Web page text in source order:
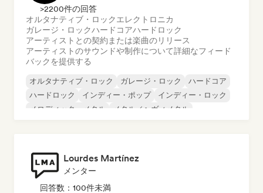
>2200件の回答
オルタナティブ・ロックエレクトロニカ
ガレージ・ロックハードコアハードロック
アーティストとの契約または楽曲のリリース
アーティストのサウンドや制作について詳細なフィード
バックを提供する
オルタナティブ・ロック ガレージ・ロック
ハードコア
ハードロック
インディー・ポップ
インディー・ロック
メロディック・メタル
メタル／ヘヴィメタル
Lourdes Martínez
メンター
回答数：100件未満